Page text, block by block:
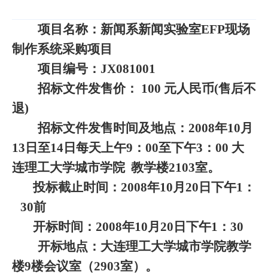
项目名称： 新闻系新闻实验室EFP现场
制作系统采购项目
项目编号： JX081001
招标文件发售价： 100 元人民币(售后不
退)
招标文件发售时间及地点： 2008年10 月
13 日至14 日每天上午9 ： 00至下午3 ： 00 大
连理工大学城市学院 教学楼2103室。
投标截止时间：2008年10 月20 日下午1 ：
30前
开标时间：2008年10 月20 日下午1 ：30
开标地点：大连理工大学城市学院教学
楼9楼会议室（2903室）。